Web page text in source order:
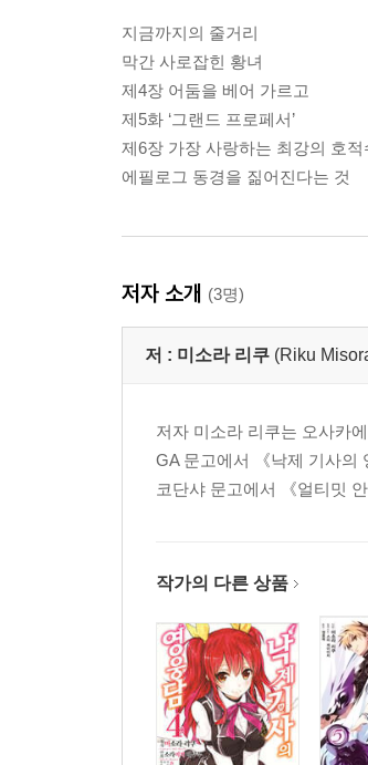
지금까지의 줄거리
막간 사로잡힌 황녀
제4장 어둠을 베어 가르고
제5화 ‘그랜드 프로페서’
제6장 가장 사랑하는 최강의 호적
에필로그 동경을 짊어진다는 것
저자 소개 (3명)
저 : 미소라 리쿠 (Riku
저자 미소라 리쿠는 오사카
GA 문고에서 《낙제 기사의
코단샤 문고에서 《얼티밋
작가의 다른 상품